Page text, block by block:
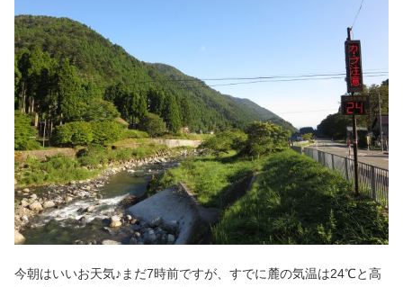
今朝はいいお天気♪まだ7時前ですが、すでに麓の気温は24℃と高